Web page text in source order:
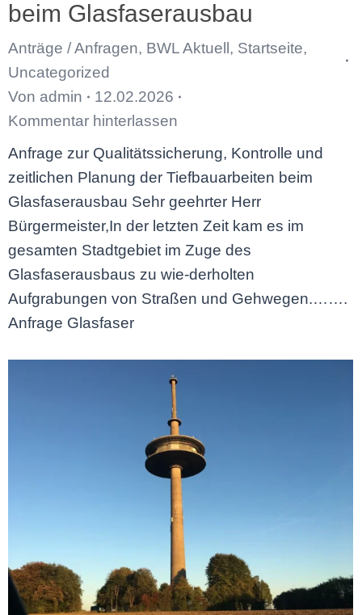
beim Glasfaserausbau
Anträge / Anfragen, BWL Aktuell , Startseite,
Uncategorized
Von admin
12.02.2026
Kommentar hinterlassen
Anfrage zur Qualitätssicherung, Kontrolle und
zeitlichen Planung der Tiefbauarbeiten beim
Glasfaserausbau Sehr geehrter Herr
Bürgermeister,In der letzten Zeit kam es im
gesamten Stadtgebiet im Zuge des
Glasfaserausbaus zu wie-derholten
Aufgrabungen von Straßen und Gehwegen.…….
Anfrage Glasfaser